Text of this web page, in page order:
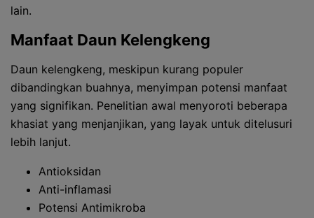
lain.
Manfaat Daun Kelengkeng
Daun kelengkeng, meskipun kurang populer
dibandingkan buahnya, menyimpan potensi manfaat
yang signifikan. Penelitian awal menyoroti beberapa
khasiat yang menjanjikan, yang layak untuk ditelusuri
lebih lanjut.
Antioksidan
Anti-inflamasi
Potensi Antimikroba